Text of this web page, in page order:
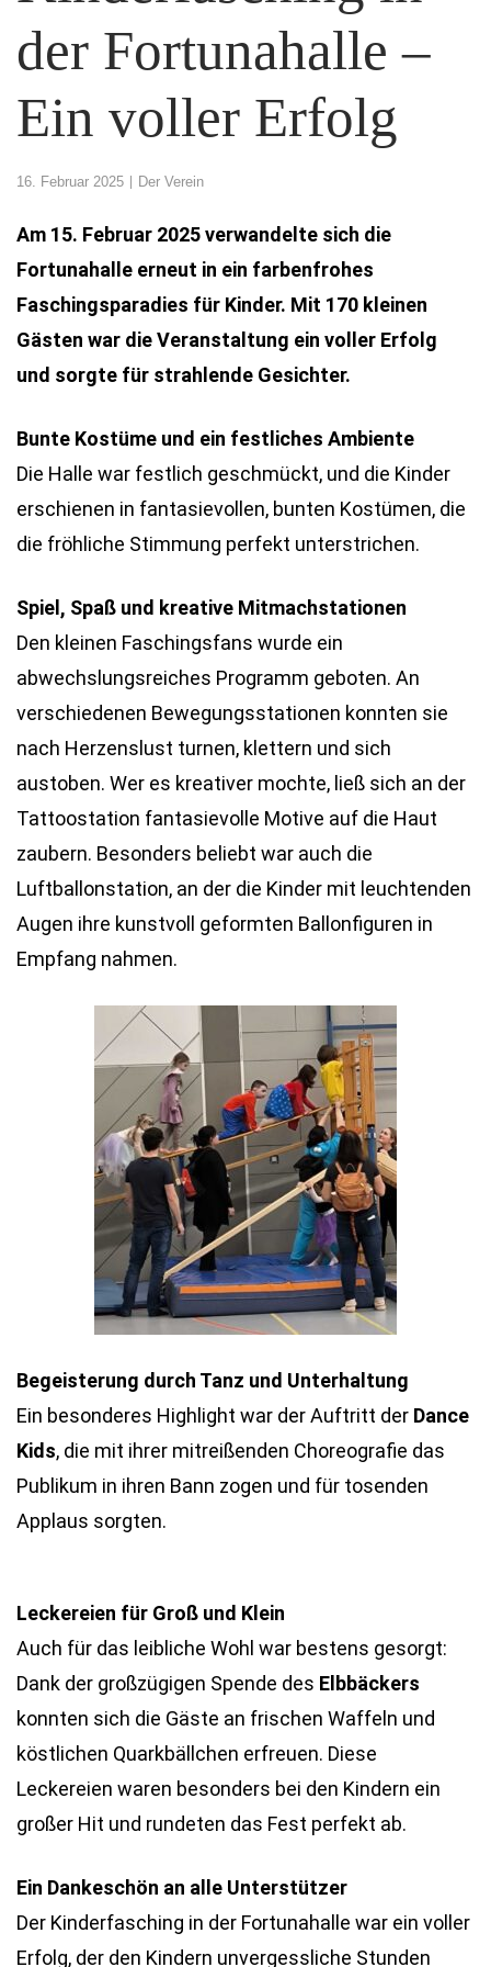
der Fortunahalle –
Ein voller Erfolg
16. Februar 2025 Der Verein
Am 15. Februar 2025 verwandelte sich die
Fortunahalle erneut in ein farbenfrohes
Faschingsparadies für Kinder. Mit 170 kleinen
Gästen war die Veranstaltung ein voller Erfolg
und sorgte für strahlende Gesichter.
Bunte Kostüme und ein festliches Ambiente
Die Halle war festlich geschmückt, und die Kinder
erschienen in fantasievollen, bunten Kostümen, die
die fröhliche Stimmung perfekt unterstrichen.
Spiel, Spaß und kreative Mitmachstationen
Den kleinen Faschingsfans wurde ein
abwechslungsreiches Programm geboten. An
verschiedenen Bewegungsstationen konnten sie
nach Herzenslust turnen, klettern und sich
austoben. Wer es kreativer mochte, ließ sich an der
Tattoostation fantasievolle Motive auf die Haut
zaubern. Besonders beliebt war auch die
Luftballonstation, an der die Kinder mit leuchtenden
Augen ihre kunstvoll geformten Ballonfiguren in
Empfang nahmen.
Begeisterung durch Tanz und Unterhaltung
Ein besonderes Highlight war der Auftritt der Dance
Kids, die mit ihrer mitreißenden Choreografie das
Publikum in ihren Bann zogen und für tosenden
Applaus sorgten.
Leckereien für Groß und Klein
Auch für das leibliche Wohl war bestens gesorgt:
Dank der großzügigen Spende des Elbbäckers
konnten sich die Gäste an frischen Waffeln und
köstlichen Quarkbällchen erfreuen. Diese
Leckereien waren besonders bei den Kindern ein
großer Hit und rundeten das Fest perfekt ab.
Ein Dankeschön an alle Unterstützer
Der Kinderfasching in der Fortunahalle war ein voller
Erfolg, der den Kindern unvergessliche Stunden